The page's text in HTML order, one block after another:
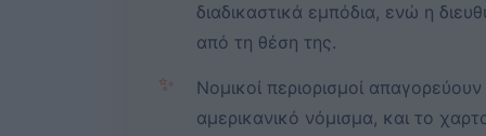
διαδικαστικά εμπόδια, ενώ η
από τη θέση της.
✨
Νομικοί περιορισμοί
αμερικανικό νόμισμα, και το